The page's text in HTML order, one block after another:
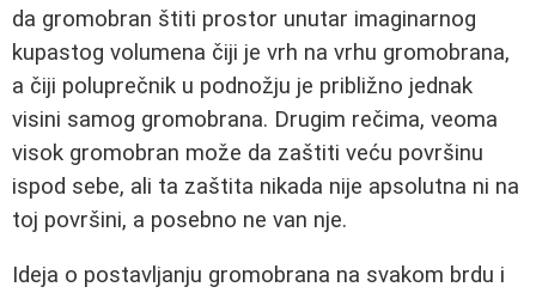
da gromobran štiti prostor unutar imaginarnog
kupastog volumena čiji je vrh na vrhu gromobrana,
a čiji poluprečnik u podnožju je približno jednak
visini samog gromobrana. Drugim rečima, veoma
visok gromobran može da zaštiti veću površinu
ispod sebe, ali ta zaštita nikada nije apsolutna ni na
toj površini, a posebno ne van nje.
Ideja o postavljanju gromobrana na svakom brdu i